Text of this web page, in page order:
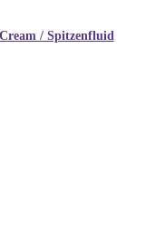
/ Spitzenfluid